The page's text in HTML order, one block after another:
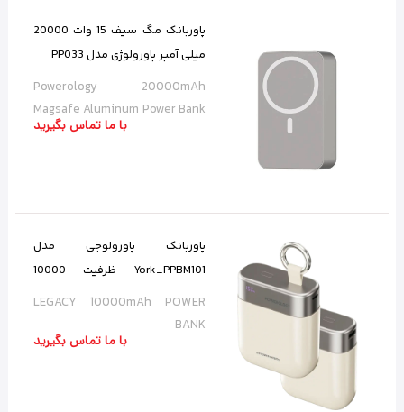
پاوربانک مگ سیف 15 وات 20000
میلی آمپر پاورولوژی مدل PP033
Powerology 20000mAh
Magsafe Aluminum Power Bank
با ما تماس بگیرید
پاوربانک پاورولوجی مدل
York_PPBM101 ظرفیت 10000
میلی‌آمپر
LEGACY 10000mAh POWER
BANK
با ما تماس بگیرید